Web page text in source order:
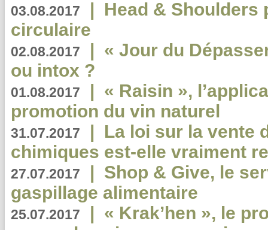
03.08.2017 | Head & Shoulders
circulaire
02.08.2017 | « Jour du
ou intox ?
01.08.2017 | « Raisin »,
promotion du vin naturel
31.07.2017 | La loi sur la vente
chimiques est-elle vraiment
27.07.2017 | Shop & Give, le
gaspillage alimentaire
25.07.2017 | « Krak’hen », le